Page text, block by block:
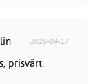
2026-04-17
prisvärt.